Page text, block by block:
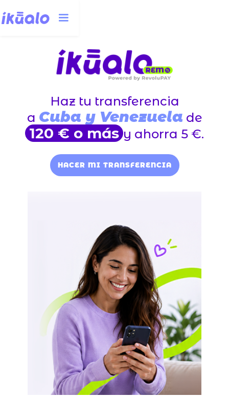
Haz tu transferencia
a Cuba y Venezuela de
120 € o másy ahorra 5 €.
HACER MI TRANSFERENCIA